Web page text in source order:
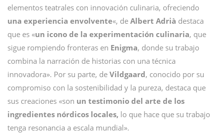
elementos teatrales con innovación culinaria, ofreciendo
una experiencia envolvente«, de Albert Adrià destaca
que es «un icono de la experimentación culinaria, que
sigue rompiendo fronteras en Enigma, donde su trabajo
combina la narración de historias con una técnica
innovadora». Por su parte, de Vildgaard, conocido por su
compromiso con la sostenibilidad y la pureza, destaca que
sus creaciones «son un testimonio del arte de los
ingredientes nórdicos locales, lo que hace que su trabajo
tenga resonancia a escala mundial».